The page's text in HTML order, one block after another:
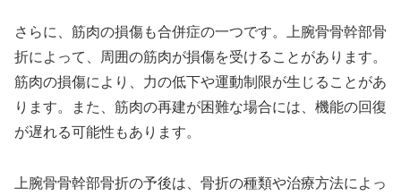
さらに、筋肉の損傷も合併症の一つです。上腕骨骨幹部骨
折によって、周囲の筋肉が損傷を受けることがあります。
筋肉の損傷により、力の低下や運動制限が生じることがあ
ります。また、筋肉の再建が困難な場合には、機能の回復
が遅れる可能性もあります。
上腕骨骨幹部骨折の予後は、骨折の種類や治療方法によっ